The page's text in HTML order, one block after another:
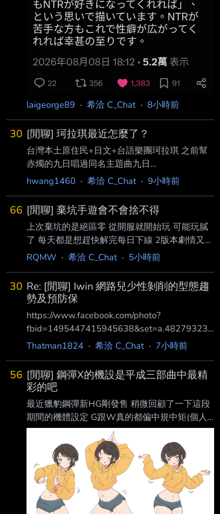
laigeorge89 · 希洽 C_Chat· 8小時前
30 [閒聊] 珂拉琪最近怎麼了？
台灣本土原住民+日文+台語樂團珂拉琪 之前幫
赤燭的九日唱過同名主題曲九日
https://youtu.be/jo_-vr1FwJ0?
個人最喜歡的還是這首啦
https://youtu.be/hk9k5mLluGY?
si=p0iHGAUK0U5DUXGF 日語加原住民語聽起
來真的很好聽 但是自從去年出了第二個專輯後
已經整整一年沒出新歌了 臉書最後更新也是
2025的時候了 珂拉琪最近到底是怎麼了？ --
hwang1460 · 希洽 C_Chat· 9小時前
66 [閒聊] 棄坑手遊會不會捨不得
上次棄坑的是絕區零 從開服就開始玩 可能玩膩
了 每天都是想趕快解完每日下線 2版本劇情又爛
棄坑覺得可惜那麼多時間 但猶豫幾天還是把遊
趁epic儲值優惠儲了好幾萬 大c都給他抽個2+1
3+1 2版本尾玩到現在 現在變得也是想趕快解完
每日下線 看到活動覺得好懶好麻煩 大世界 支線
任務也沒在碰 新主線一出會想趕快破一破關遊
戲去 也萌生退坑想法 但又想到我花的錢跟時
間…… 反而最近回鍋絕區零玩一陣子 3.0真的有
變好 劇情有趣多了 只是平常還是很想趕快解完
活動每
RQMW · 希洽 C_Chat· 5小時前
30 Re: [閒聊] Iwin 網路兒少性剝削的型態趨
勢及預防保
https://www.facebook.com/photo?
fbid=1495447415945638&set=a.482793230
544400 我沒跟到原文 怎麼突然撤文檢討道歉了
不相信他們在意社會大眾 所以這個合作夥伴是
什麼奇妙生物？ 還是他們有什麼進一步陰謀？
他們態度突然這樣我無法理解耶，只感覺到不可
名狀的恐懼 --
Thatman1824 · 希洽 C_Chat· 7小時前
56 [閒聊] 鋼彈X的機設是平成三部曲中最精
彩的吧
最近獵豹鋼彈新HG剛發售 稍微回顧了一下這段
期間的機體設定 G跟W真的都偏中規中矩(個人
對大翅膀無感) 反而X每一隻設計都有不少亮點
拿獵豹舉例 W裡就有重武裝可以直接比較 不對
秤武裝的編排設計跟直接鏡像的重武裝 比起來
感覺就是上位版本 主役的X 光月光砲背包就可講
很久 最近看別人開X的模型才發現他武裝的收納
方式有多精巧 光劍安置在砲尾 步槍可以塞進背
包 左肩還有帶機槍 更不要說後面的口琴砲 升級